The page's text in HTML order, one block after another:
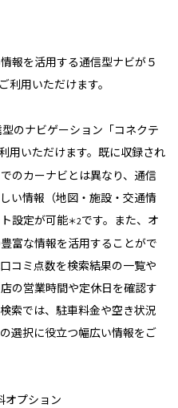
報を活用する通信型ナビが５
利用いただけます。
のナビゲーション「コネクテ
用いただけます。既に収録され
のカーナビとは異なり、通信
い情報（地図・施設・交通情
設定が可能＊2です。また、オ
富な情報を活用することがで
コミ点数を検索結果の一覧や
の営業時間や定休日を確認す
索では、駐車料金や空き状況
選択に役立つ幅広い情報をご
オプション